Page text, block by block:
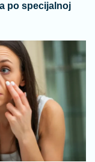
po specijalnoj